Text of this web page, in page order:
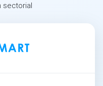
sectorial